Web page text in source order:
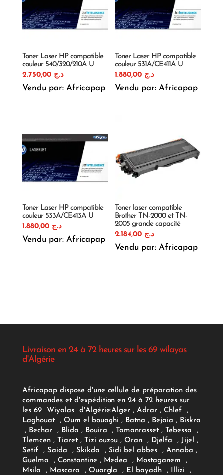
Toner Laser HP compatible
couleur 540/320/210A U
د.ج 2.750,00
Vendu par: Africapap
Toner Laser HP compatible
couleur 531A/CE411A U
د.ج
Vendu par: Africapap
Toner Laser HP compatible
couleur 533A/CE413A U
د.ج 1.880,00
Vendu par: Africapap
Toner laser compatible
Brother TN-2000 et TN-
2005 grande capacité
د.ج
Vendu par: Africapap
Livraison en 24 à 72 heures sur les 69 wilayas
d'Algérie
Africapap dispose d'une cellule de préparation des
commandes et d'expédition en 24 à 72 heures sur
les 69 Wiyalas d'Algérie:Alger , Adrar, Chlef ,
Laghouat , Oum el bouaghi , Batna , Bejaia , Biskra
, Bechar , Blida , Bouira , Tamanrasset , Tebessa ,
Tlemcen , Tiaret , Tizi ouzou , Oran , Djelfa , Jijel ,
Setif , Saida , Skikda , Sidi bel abbes , Annaba ,
Guelma , Constantine , Medea , Mostaganem ,
Msila , Mascara , Ouargla , El bayadh , Illizi ,